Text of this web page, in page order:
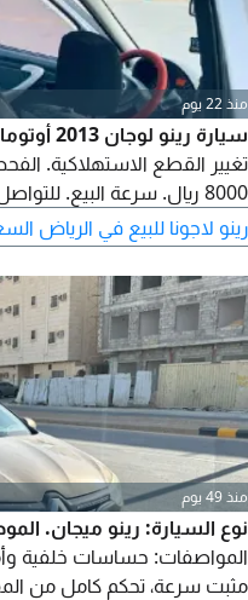
منذ 22 يوم
تغيير القطع الاستهلاكية.
8000 ريال. سرعة البيع. للتواصل.
رينو لاجونا للبيع في الرياض
منذ 49 يوم
المواصفات: حساسات خلفية
مثبت سرعة، تحكم كامل من